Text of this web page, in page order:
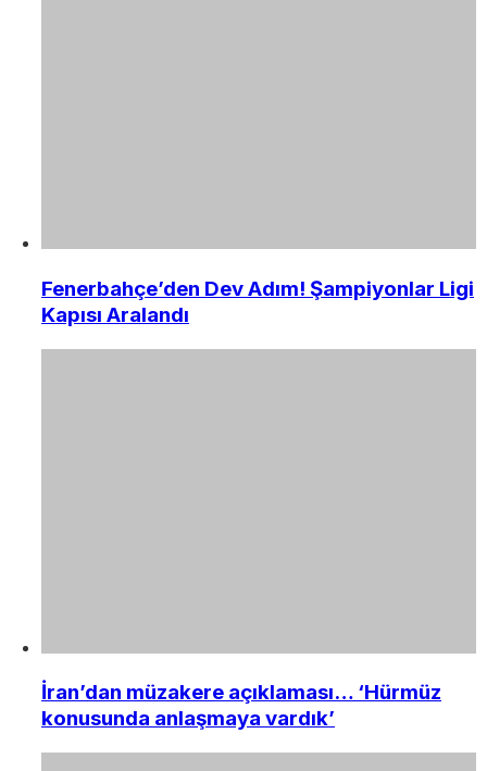
Fenerbahçe’den Dev Adım! Şampiyonlar Ligi
Kapısı Aralandı
İran’dan müzakere açıklaması… ‘Hürmüz
konusunda anlaşmaya vardık’